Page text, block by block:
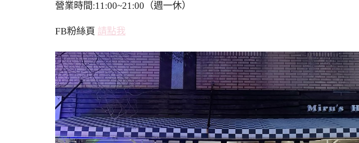
營業時間:11:00~21:00（週一休）
FB粉絲頁 請點我